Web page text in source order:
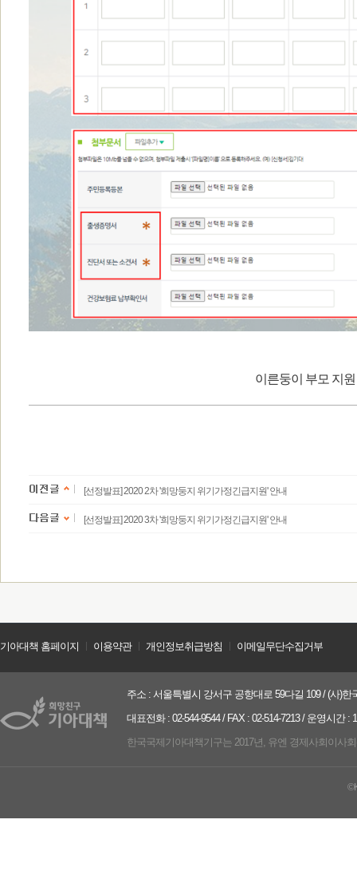
이른둥이 부모 지
[선정발표] 2020 2차 '희망둥지 위기가정긴급지원' 안내
[선정발표] 2020 3차 '희망둥지 위기가정긴급지원' 안내
기아대책 홈페이지 이용약관 개인정보취급방침 이메일무단수집거부
주소 : 서울특별시 강서구 공항대로 59다길 109 / (사)
대표전화 : 02-544-9544 / FAX : 02-514-7213 / 운영시간 :
한국국제기아대책기구는 2017년, 유엔 경제사회이사